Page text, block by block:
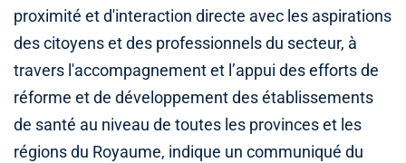
proximité et d'interaction directe avec les aspirations
des citoyens et des professionnels du secteur, à
travers l'accompagnement et l’appui des efforts de
réforme et de développement des établissements
de santé au niveau de toutes les provinces et les
régions du Royaume, indique un communiqué du